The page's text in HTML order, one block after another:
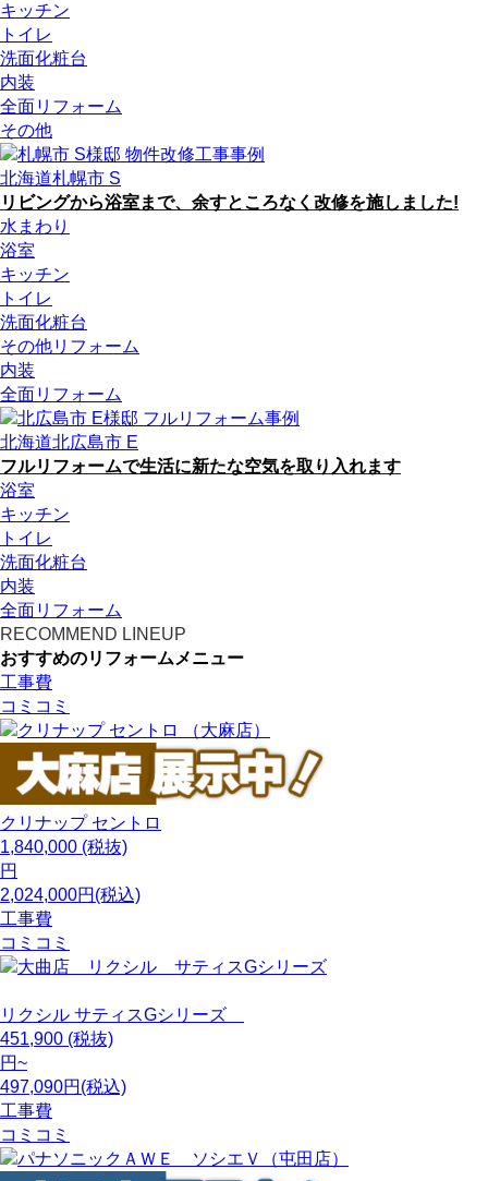
キッチン
トイレ
洗面化粧台
内装
全面リフォーム
その他
北海道札幌市 S
リビングから浴室まで、余すところなく改修を施しました!
水まわり
浴室
キッチン
トイレ
洗面化粧台
その他リフォーム
内装
全面リフォーム
北海道北広島市 E
フルリフォームで生活に新たな空気を取り入れます
浴室
キッチン
トイレ
洗面化粧台
内装
全面リフォーム
RECOMMEND LINEUP
おすすめのリフォームメニュー
工事費
コミコミ
クリナップ セントロ
1,840,000 (税抜)
円
2,024,000円(税込)
工事費
コミコミ
リクシル サティスGシリーズ
451,900 (税抜)
円~
497,090円(税込)
工事費
コミコミ